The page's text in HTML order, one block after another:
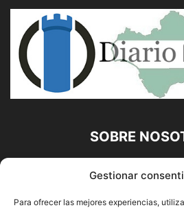
Gestionar
Para ofrecer las mejores experiencias,
SOBRE
Diario Alhaurín
Francisco E. López López | 639
Alhaurín de la Torre,